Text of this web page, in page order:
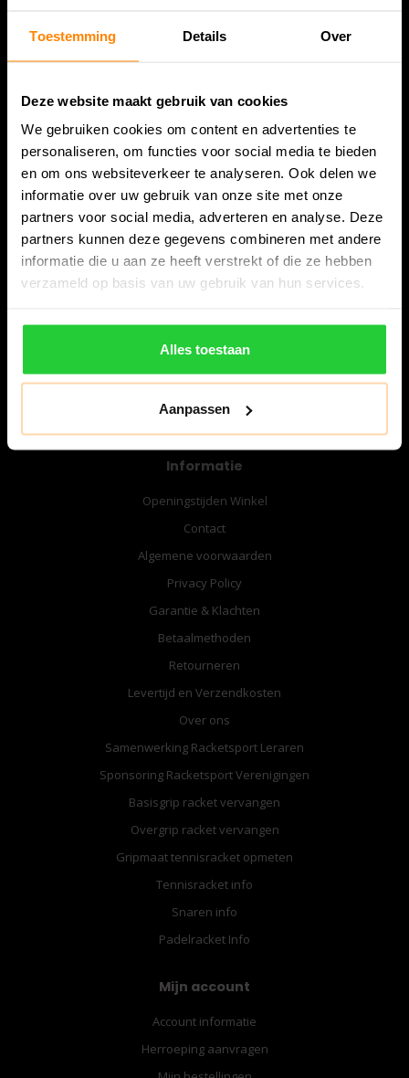
Toestemming Details Over
Deze website maakt gebruik van cookies
We gebruiken cookies om content en advertenties te
personaliseren, om functies voor social media te bieden
en om ons websiteverkeer te analyseren. Ook delen we
informatie over uw gebruik van onze site met onze
partners voor social media, adverteren en analyse. Deze
partners kunnen deze gegevens combineren met andere
informatie die u aan ze heeft verstrekt of die ze hebben
verzameld op basis van uw gebruik van hun services.
Alles toestaan
Aanpassen
Bespanracket.nl is dé racketspecialist van Lelystad en
omstreken.
Snijdersstraat 6
8224 AA Lelystad
Nederland
Informatie
Openingstijden Winkel
Contact
Algemene voorwaarden
Privacy Policy
Garantie & Klachten
Betaalmethoden
Retourneren
Levertijd en Verzendkosten
Over ons
Samenwerking Racketsport Leraren
Sponsoring Racketsport Verenigingen
Basisgrip racket vervangen
Overgrip racket vervangen
Gripmaat tennisracket opmeten
Tennisracket info
Snaren info
Padelracket Info
Mijn account
Account informatie
Herroeping aanvragen